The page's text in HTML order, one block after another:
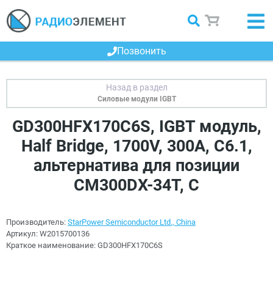
Позвонить
Силовые модули IGBT
GD300HFX170C6S, IGBT модуль,
Half Bridge, 1700V, 300A, C6.1,
альтернатива для позиции
CM300DX-34T, C
Производитель: StarPower Semiconductor Ltd., China
Артикул: W2015700136
Краткое наименование: GD300HFX170C6S